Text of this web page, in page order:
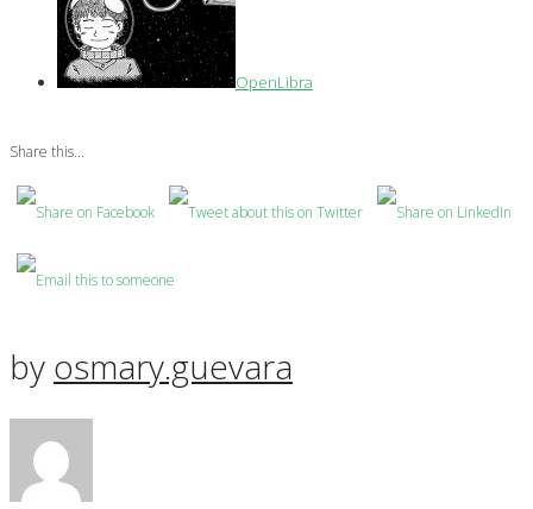
OpenLibra
Share this...
by osmary.guevara